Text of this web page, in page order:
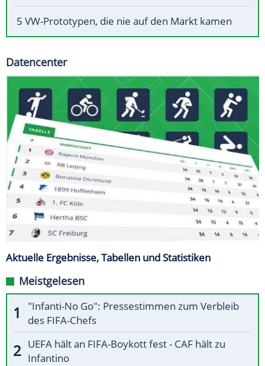
5 VW-Prototypen, die nie auf den Markt kamen
Datencenter
Aktuelle Ergebnisse, Tabellen und Statistiken
Meistgelesen
"Infanti-No Go": Pressestimmen zum Verbleib
des FIFA-Chefs
UEFA hält an FIFA-Boykott fest - CAF hält zu
Infantino